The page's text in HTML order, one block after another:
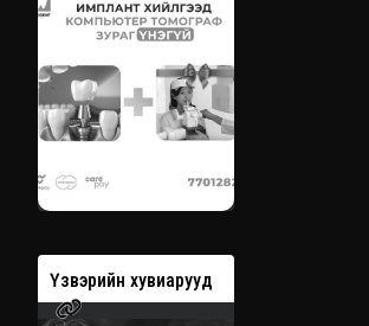
Үзвэрийн хувиарууд